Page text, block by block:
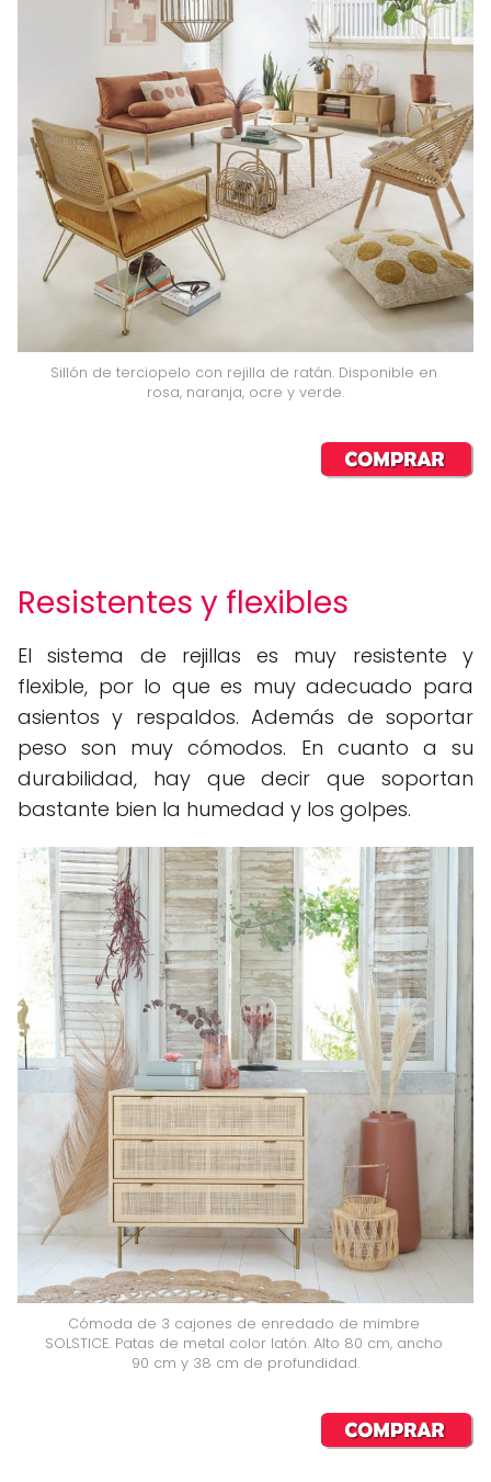
Sillón de terciopelo con rejilla de ratán. Disponible en
rosa, naranja, ocre y verde.
Resistentes y flexibles
El sistema de rejillas es muy resistente y
flexible, por lo que es muy adecuado para
asientos y respaldos. Además de soportar
peso son muy cómodos. En cuanto a su
durabilidad, hay que decir que soportan
bastante bien la humedad y los golpes.
Cómoda de 3 cajones de enredado de mimbre
SOLSTICE. Patas de metal color latón. Alto 80 cm, ancho
90 cm y 38 cm de profundidad.